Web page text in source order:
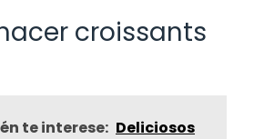
croissants
te interese: Deliciosos